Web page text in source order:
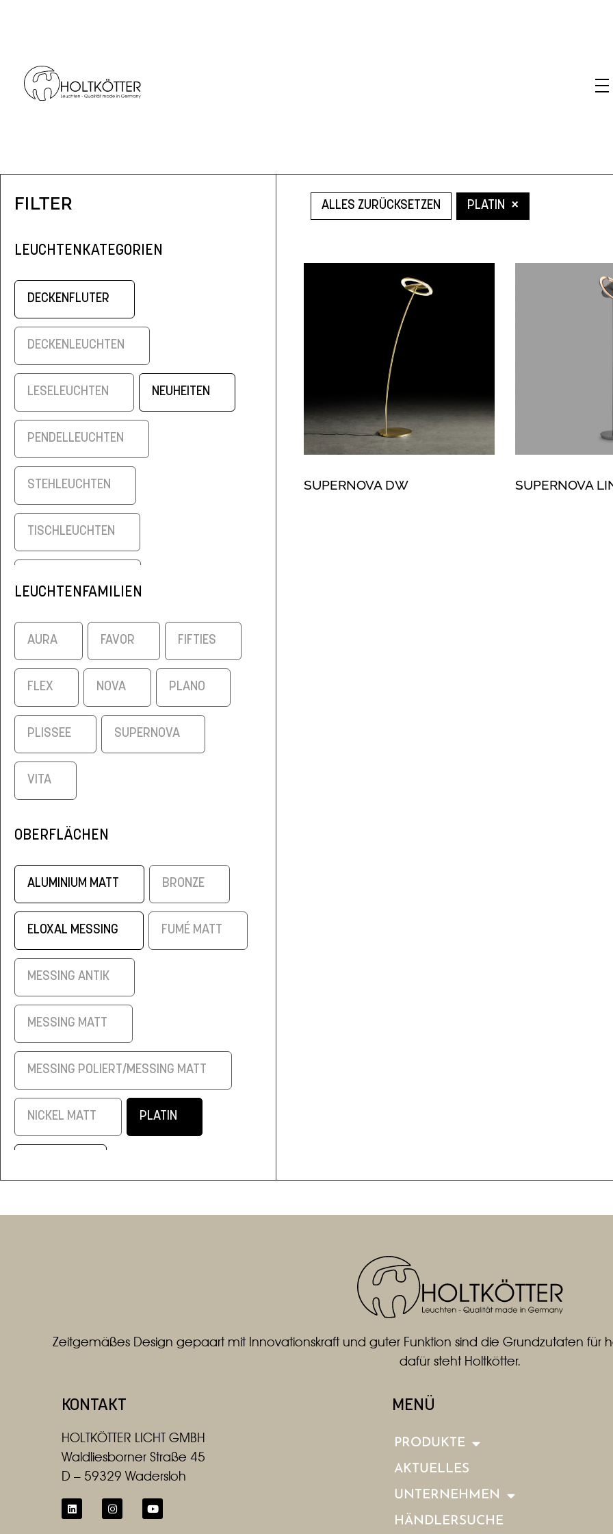
FILTER
LEUCHTENKATEGORIEN
DECKENFLUTER
DECKENLEUCHTEN
LESELEUCHTEN NEUHEITEN
PENDELLEUCHTEN
STEHLEUCHTEN
TISCHLEUCHTEN
LEUCHTENFAMILIEN
AURA FAVOR FIFTIES
FLEX NOVA PLANO
PLISSEE SUPERNOVA
VITA
OBERFLÄCHEN
ALUMINIUM MATT BRONZE
ELOXAL MESSING FUMÉ MATT
MESSING ANTIK
MESSING MATT
MESSING POLIERT/MESSING MATT
NICKEL MATT PLATIN
ALLES ZURÜCKSETZEN PLATIN ×
SUPERNOVA DW SUPERNOVA
Zeitgemäßes Design gepaart mit Innovationskraft und guter Funktion sind die Grundzutaten für
dafür steht Holtkötter.
KONTAKT
HOLTKÖTTER LICHT GMBH
Waldliesborner Straße 45
D – 59329 Wadersloh
MENÜ
PRODUKTE
AKTUELLES
UNTERNEHMEN
HÄNDLERSUCHE